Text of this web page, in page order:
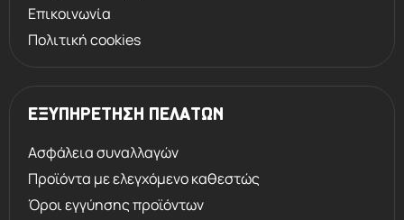
Επικοινωνία
Πολιτική cookies
ΕΞΥΠΗΡΕΤΗΣΗ ΠΕΛΑΤΩΝ
Ασφάλεια συναλλαγών
Προϊόντα με ελεγχόμενο καθεστώς
Όροι εγγύησης προϊόντων